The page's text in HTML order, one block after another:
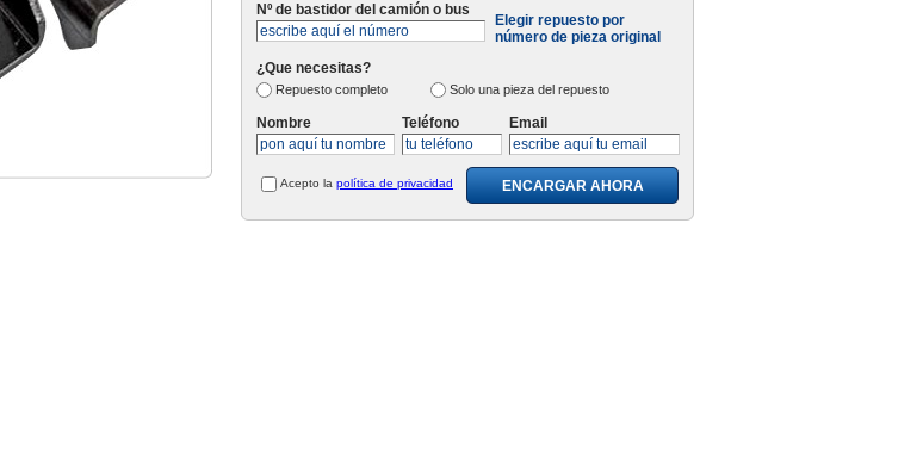
Nº de bastidor del camión o bus
Elegir repuesto por
número de pieza original
¿Que necesitas?
Repuesto completo Solo una pieza del repuesto
Nombre Teléfono Email
Acepto la política de privacidad